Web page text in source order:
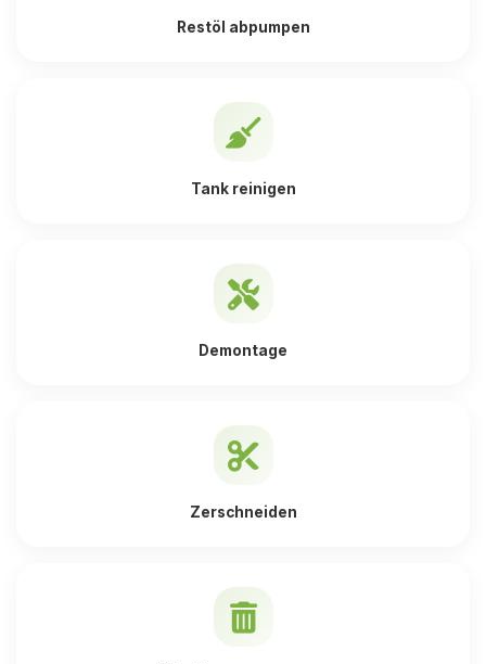
Restöl abpumpen
Tank reinigen
Demontage
Zerschneiden